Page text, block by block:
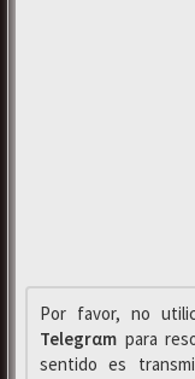
Por favor, no
Telegrαm para
sentido es